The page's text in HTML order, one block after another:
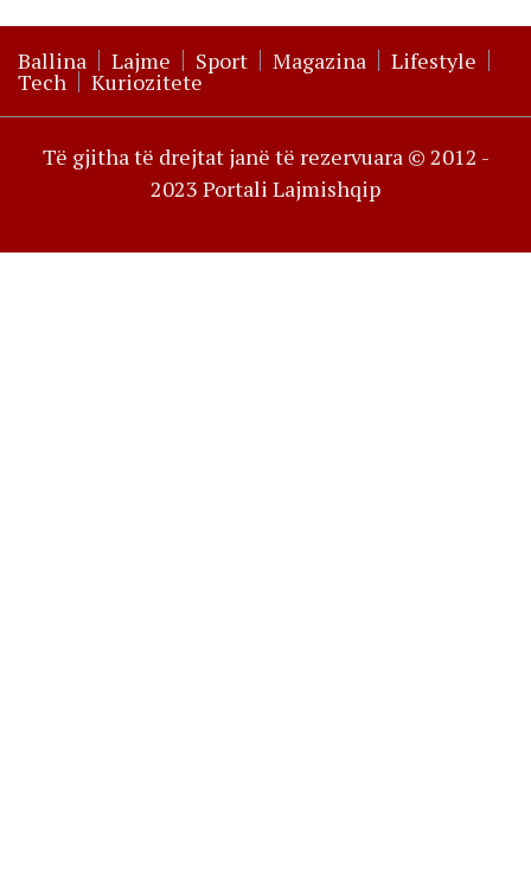
Ballina Lajme Sport Magazina Lifestyle
Tech Kuriozitete
Të gjitha të drejtat janë të rezervuara © 2012 -
2023 Portali Lajmishqip